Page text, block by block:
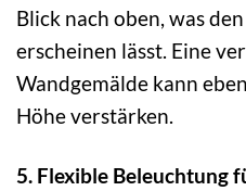
Blick nach oben, was
erscheinen lässt. Eine
Wandgemälde kann
Höhe verstärken.
5. Flexible Beleuchtung